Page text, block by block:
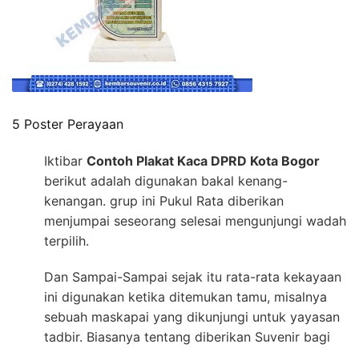
5 Poster Perayaan
Iktibar Contoh Plakat Kaca DPRD Kota Bogor
berikut adalah digunakan bakal kenang-
kenangan. grup ini Pukul Rata diberikan
menjumpai seseorang selesai mengunjungi wadah
terpilih.
Dan Sampai-Sampai sejak itu rata-rata kekayaan
ini digunakan ketika ditemukan tamu, misalnya
sebuah maskapai yang dikunjungi untuk yayasan
tadbir. Biasanya tentang diberikan Suvenir bagi